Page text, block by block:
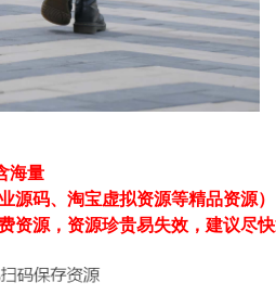
海量
源码、淘宝虚拟资源等精品资源）
资源，资源珍贵易失效，建议尽